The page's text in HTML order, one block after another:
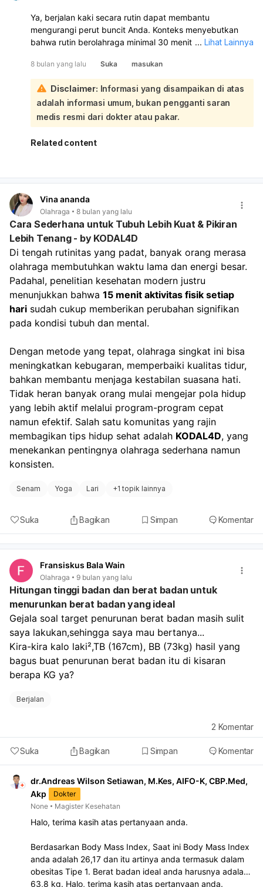
Ya, berjalan kaki secara rutin dapat membantu
mengurangi perut buncit Anda. Konteks menyebutkan
bahwa rutin berolahraga minimal 30 menit sehari, seperti
tips efektif untuk mengecilkan perut:
Perut buncit disebabkan oleh penumpukan lemak
visceral, yang dapat dipicu oleh kebiasaan makan tidak
sehat, kurang olahraga, stres, dan pertambahan usia.
Untuk hasil yang optimal dalam mengurangi lemak perut,
selain berjalan kaki, penting juga untuk:
Mengatur pola makan:
asupan lemak sehat, dan kunyah makanan perlahan.
olahraga lain yang efektif termasuk berenang, HIIT,
bersepeda, yoga, bicycle crunch, plank, dan mountain
climbers. Latihan ketahanan juga penting untuk
meningkatkan massa otot dan membakar kalori.
Mengelola stres:Stres dapat meningkatkan hormon
kortisol yang memicu penumpukan lemak di perut.
Tidur yang cukup:Kurang tidur dapat meningkatkan
risiko kenaikan berat badan dan penumpukan lemak
visceral.
Meningkatkan konsumsi cairan:Penuhi kebutuhan
cairan dengan air dan makanan berair. Kunci untuk
menerapkan gaya hidup sehat secara menyeluruh. Jika
diperlukan, konsultasikan dengan ahli gizi untuk
panduan yang lebih spesifik.
... Lihat Lainnya
8 bulan yang lalu Suka masukan
Disclaimer: Informasi yang disampaikan di atas
adalah informasi umum, bukan pengganti saran
medis resmi dari dokter atau pakar.
Related content
Vina ananda
Olahraga 8 bulan yang lalu
Cara Sederhana untuk Tubuh Lebih Kuat & Pikiran
Lebih Tenang - by KODAL4D
Di tengah rutinitas yang padat, banyak orang merasa
olahraga membutuhkan waktu lama dan energi besar.
Padahal, penelitian kesehatan modern justru
menunjukkan bahwa 15 menit aktivitas fisik setiap
hari sudah cukup memberikan perubahan signifikan
pada kondisi tubuh dan mental.
Dengan metode yang tepat, olahraga singkat ini bisa
meningkatkan kebugaran, memperbaiki kualitas tidur,
bahkan membantu menjaga kestabilan suasana hati.
Tidak heran banyak orang mulai mengejar pola hidup
yang lebih aktif melalui program-program cepat
namun efektif. Salah satu komunitas yang rajin
membagikan tips hidup sehat adalah KODAL4D, yang
menekankan pentingnya olahraga sederhana namun
konsisten.
Senam Yoga Lari +1 topik lainnya
Suka Bagikan Simpan Komentar
Fransiskus Bala Wain
Olahraga 9 bulan yang lalu
Hitungan tinggi badan dan berat badan untuk
menurunkan berat badan yang ideal
Gejala soal target penurunan berat badan masih sulit
saya lakukan,sehingga saya mau bertanya...
Kira-kira kalo laki²,TB (167cm), BB (73kg) hasil yang
bagus buat penurunan berat badan itu di kisaran
berapa KG ya?
Berjalan
Suka Bagikan Simpan Komentar
2 Komentar
dr.Andreas Wilson Setiawan, M.Kes, AIFO-K, CBP.Med,
Akp
Dokter
None
Magister Kesehatan
Halo, terima kasih atas pertanyaan anda.
Berdasarkan Body Mass Index, Saat ini Body Mass Index
anda adalah 26,17 dan itu artinya anda termasuk dalam
obesitas Tipe 1. Berat badan ideal anda harusnya adalah
63,8 kg. Halo, terima kasih atas pertanyaan anda.